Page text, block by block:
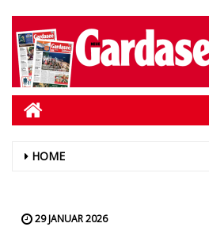
HOME
29 JANUAR 2026